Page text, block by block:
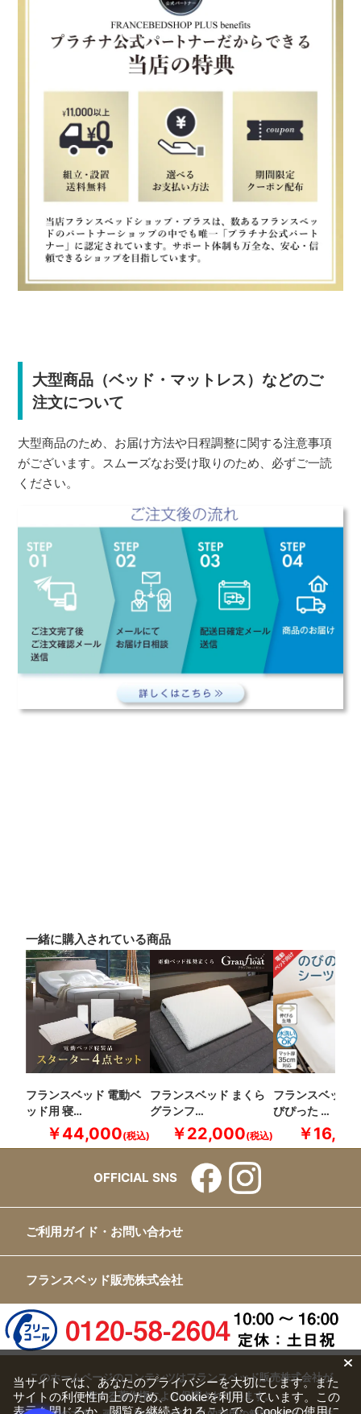
大型商品（ベッド・マットレス）などのご
注文について
大型商品のため、お届け方法や日程調整に関する注意事項
がございます。スムーズなお受け取りのため、必ずご一読
ください。
一緒に購入されている商品
フランスベッド 電動ベ
ッド用 寝…
￥44,000
フランスベッド まくら
グランフ…
￥22,000
フランスベッド
びぴった …
￥
OFFICIAL SNS
ご利用ガイド・お問い合わせ
フランスベッド販売株式会社
このホームページのコンテンツはフランスベッド販売株式会社が
有する著作権により保護されています。
当サイトでは、あなたのプライバシーを大切にします。また
サイトの利便性向上のため、Cookieを利用しています。この
表示を閉じるか、閲覧を継続されることで、Cookieの使用に